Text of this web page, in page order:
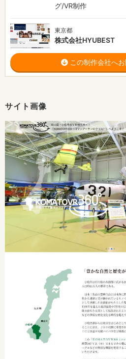
サイト画像
グ/VR制作
東京都
株式会社HYUBEST
この制作会社へ